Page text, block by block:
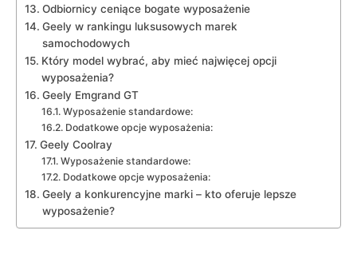
Odbiornicy ceniące bogate wyposażenie
Geely w rankingu luksusowych marek
samochodowych
Który model wybrać, aby mieć najwięcej opcji
wyposażenia?
Geely Emgrand GT
Wyposażenie standardowe:
Dodatkowe opcje wyposażenia:
Geely Coolray
Wyposażenie ‌standardowe:
Dodatkowe opcje wyposażenia:
Geely a konkurencyjne marki – kto oferuje lepsze
wyposażenie?